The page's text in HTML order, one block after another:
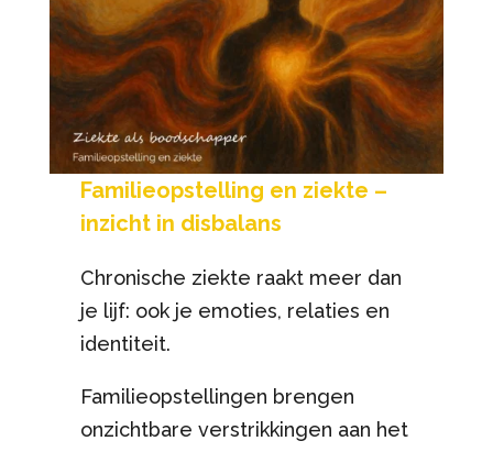
Familieopstelling en ziekte –
inzicht in disbalans
Chronische ziekte raakt meer dan
je lijf: ook je emoties, relaties en
identiteit.
Familieopstellingen brengen
onzichtbare verstrikkingen aan het